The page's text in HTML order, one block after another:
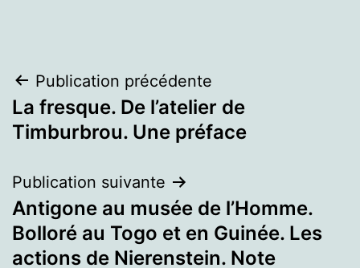
Navigation
de
Publication précédente
La fresque. De l’atelier de
Timburbrou. Une préface
Publication suivante
Antigone au musée de l’Homme.
Bolloré au Togo et en Guinée. Les
actions de Nierenstein. Note